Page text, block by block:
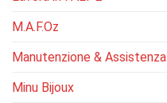
M.A.F.Oz
Manutenzione & Assistenza
Minu Bijoux